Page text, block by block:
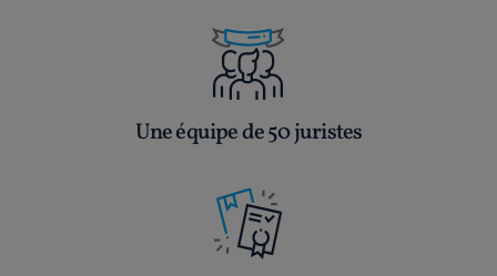
Une équipe de 50 juristes